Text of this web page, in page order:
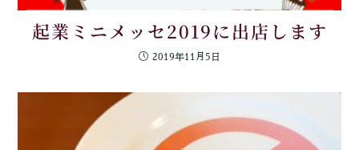
起業ミニメッセ2019に出店します
2019年11月5日